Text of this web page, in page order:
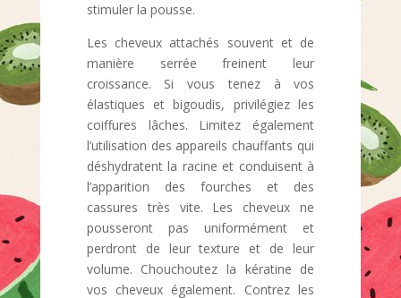
stimuler la pousse.
Les cheveux attachés souvent et de
manière serrée freinent leur
croissance. Si vous tenez à vos
élastiques et bigoudis, privilégiez les
coiffures lâches. Limitez également
l’utilisation des appareils chauffants qui
déshydratent la racine et conduisent à
l’apparition des fourches et des
cassures très vite. Les cheveux ne
pousseront pas uniformément et
perdront de leur texture et de leur
volume. Chouchoutez la kératine de
vos cheveux également. Contrez les